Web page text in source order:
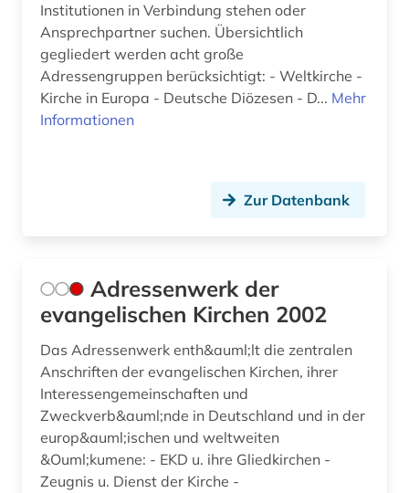
england (5)
englisch (2)
englisch literatur (1)
ephraim (1)
epigraphik (1)
epistemische logik (1)
erasmus von rotterdam (1)
erfindung (1)
erkenntnistheorie (1)
Institutionen in Verbindung stehen oder
Ansprechpartner suchen. Übersichtlich
gegliedert werden acht große
Adressengruppen berücksichtigt: - Weltkirche -
Kirche in Europa - Deutsche Diözesen - D... Mehr
Informationen
Zur Datenbank
Adressenwerk der
evangelischen Kirchen 2002
Das Adressenwerk enth&auml;lt die zentralen
Anschriften der evangelischen Kirchen, ihrer
Interessengemeinschaften und
Zweckverb&auml;nde in Deutschland und in der
europ&auml;ischen und weltweiten
&Ouml;kumene: - EKD u. ihre Gliedkirchen -
Zeugnis u. Dienst der Kirche -